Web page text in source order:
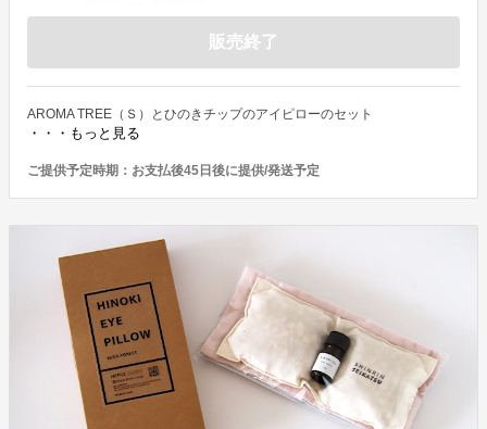
販売終了
AROMA TREE（Ｓ）とひのきチップのアイピローのセット
・・・もっと見る
ご提供予定時期： お支払後45日後に提供/発送予定